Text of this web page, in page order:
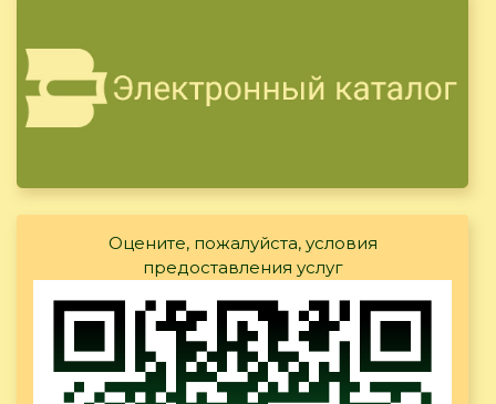
Оцените, пожалуйста, условия
предоставления услуг